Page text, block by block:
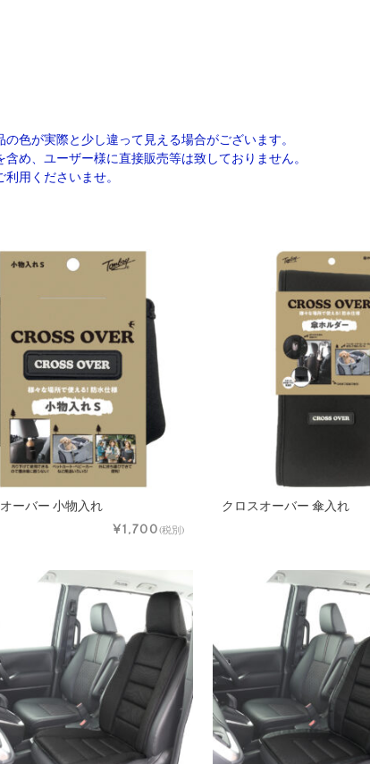
色が実際と少し違って見える場合がございます。
め、ユーザー様に直接販売等は致しておりません。
利用くださいませ。
ーバー 小物入れ
¥1,700(税別)
クロスオーバー 傘入れ